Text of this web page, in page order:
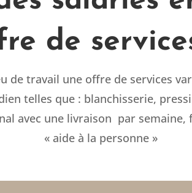
de
de travail une offre de services
telles que : blanchisserie,
avec une livraison par semaine,
« aide à la personne »